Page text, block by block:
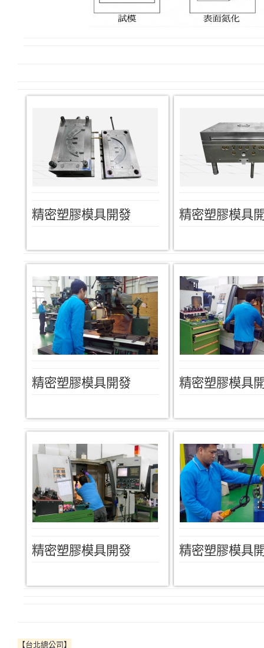
精密塑膠模具開發 精密塑膠模具
精密塑膠模具開發 精密塑膠模具
精密塑膠模具開發 精密塑膠模具
【台北總公司】